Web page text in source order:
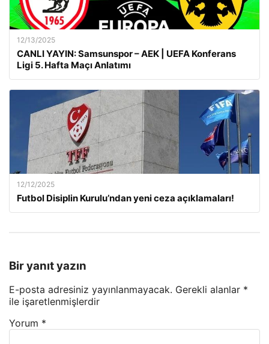
12/13/2025
CANLI YAYIN: Samsunspor – AEK | UEFA Konferans
Ligi 5. Hafta Maçı Anlatımı
12/12/2025
Futbol Disiplin Kurulu’ndan yeni ceza açıklamaları!
Bir yanıt yazın
E-posta adresiniz yayınlanmayacak. Gerekli alanlar *
ile işaretlenmişlerdir
Yorum *